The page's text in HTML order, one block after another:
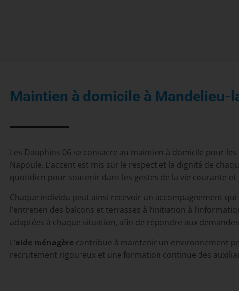
Maintien à domicile à Mandelieu-
Les Dauphins 06 se consacre au maintien à domicile pour
Napoule. L’accent est mis sur le respect et la dignité de
quotidien pour soutenir dans les gestes de la vie courante et
Chaque individu peut ainsi recevoir un accompagnement
l’entretien des balcons et terrasses à l’initiation à
adaptées à chaque situation, afin de répondre aux
L’aide ménagère contribue à maintenir un environnement
recrutement rigoureux et une formation continue des